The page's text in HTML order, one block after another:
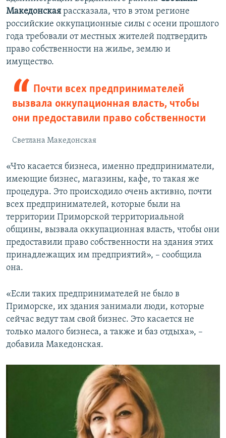
Македонская рассказала, что в этом регионе
российские оккупационные силы с осени прошлого
года требовали от местных жителей подтвердить
право собственности на жилье, землю и
имущество.
Почти всех предпринимателей
вызвала оккупационная власть, чтобы
они предоставили право собственности
Светлана Македонская
«Что касается бизнеса, именно предприниматели,
имеющие бизнес, магазины, кафе, то такая же
процедура. Это происходило очень активно, почти
всех предпринимателей, которые были на
территории Приморской территориальной
общины, вызвала оккупационная власть, чтобы они
предоставили право собственности на здания этих
принадлежащих им предприятий», – сообщила
она.
«Если таких предпринимателей не было в
Приморске, их здания занимали люди, которые
сейчас ведут там свой бизнес. Это касается не
только малого бизнеса, а также и баз отдыха», –
добавила Македонская.